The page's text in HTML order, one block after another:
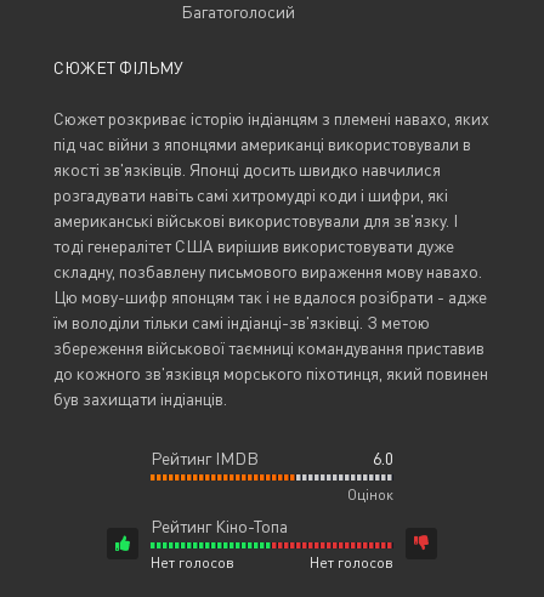
Багатоголосий
СЮЖЕТ ФІЛЬМУ
Сюжет розкриває історію індіанцям з племені навахо, яких
під час війни з японцями американці використовували в
якості зв'язківців. Японці досить швидко навчилися
розгадувати навіть самі хитромудрі коди і шифри, які
американські військові використовували для зв'язку. І
тоді генералітет США вирішив використовувати дуже
складну, позбавлену письмового вираження мову навахо.
Цю мову-шифр японцям так і не вдалося розібрати - адже
їм володіли тільки самі індіанці-зв'язківці. З метою
збереження військової таємниці командування приставив
до кожного зв'язківця морського піхотинця, який повинен
був захищати індіанців.
Рейтинг IMDB 6.0
Оцінок
Рейтинг Кіно-Топа
Нет голосов Нет голосов